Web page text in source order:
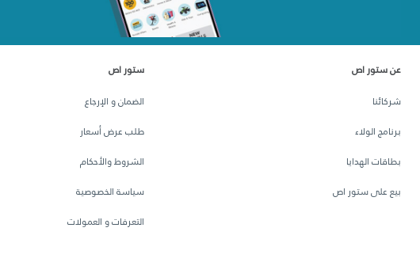
عن ستور اص
شركائنا
برنامج الولاء
بطاقات الهدايا
بيع على ستور اص
ستور اص
الضمان و الإرجاع
طلب عرض أسعار
الشروط والأحكام
سياسة الخصوصية
التعرفات و العمولات